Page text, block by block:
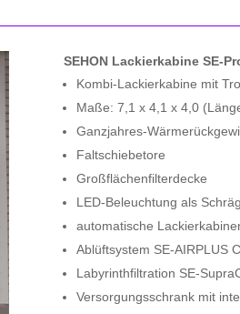
SEHON Lackierkabine SE-
Kombi-Lackierkabine mit
Maße: 7,1 x 4,1 x 4,0
Ganzjahres-
Faltschiebetore
Großflächenfilterdecke
LED-Beleuchtung als
automatische
Ablüftsystem SE-AIRPLUS
Labyrinthfiltration SE-
Versorgungsschrank mit